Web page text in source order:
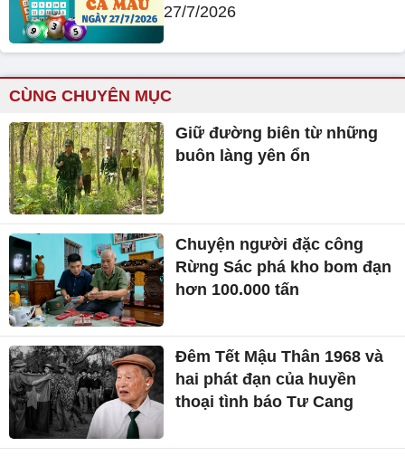
27/7/2026
CÙNG CHUYÊN MỤC
Giữ đường biên từ những
buôn làng yên ổn
Chuyện người đặc công
Rừng Sác phá kho bom đạn
hơn 100.000 tấn
Đêm Tết Mậu Thân 1968 và
hai phát đạn của huyền
thoại tình báo Tư Cang